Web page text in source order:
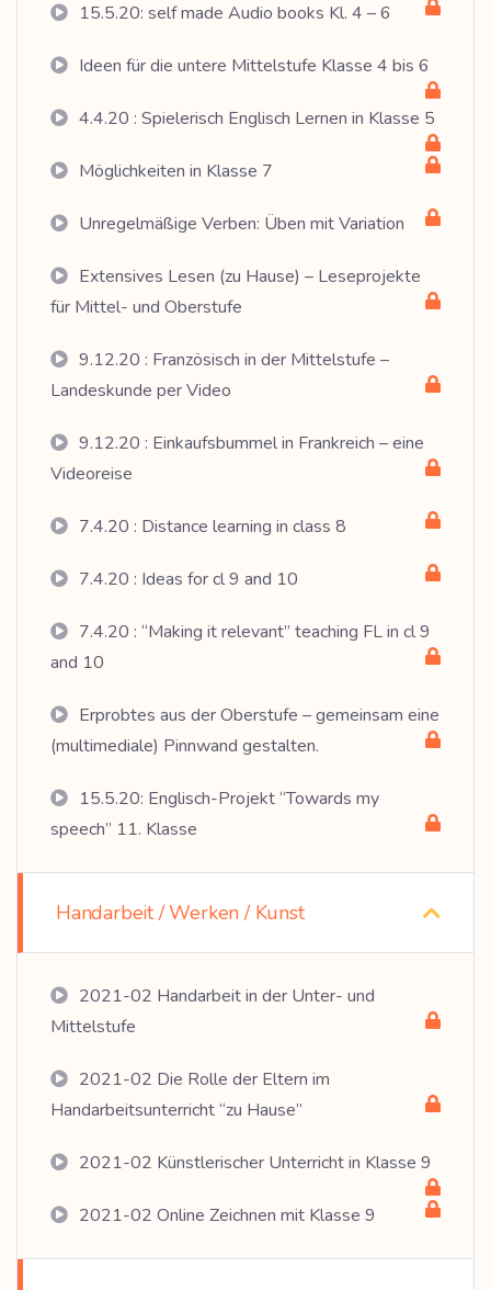
15.5.20: self made Audio books Kl. 4 – 6
Ideen für die untere Mittelstufe Klasse 4 bis 6
4.4.20 : Spielerisch Englisch Lernen in Klasse 5
Möglichkeiten in Klasse 7
Unregelmäßige Verben: Üben mit Variation
Extensives Lesen (zu Hause) – Leseprojekte
für Mittel- und Oberstufe
9.12.20 : Französisch in der Mittelstufe –
Landeskunde per Video
9.12.20 : Einkaufsbummel in Frankreich – eine
Videoreise
7.4.20 : Distance learning in class 8
7.4.20 : Ideas for cl 9 and 10
7.4.20 : “Making it relevant” teaching FL in cl 9
and 10
Erprobtes aus der Oberstufe – gemeinsam eine
(multimediale) Pinnwand gestalten.
15.5.20: Englisch-Projekt “Towards my
speech” 11. Klasse
Handarbeit / Werken / Kunst
2021-02 Handarbeit in der Unter- und
Mittelstufe
2021-02 Die Rolle der Eltern im
Handarbeitsunterricht “zu Hause”
2021-02 Künstlerischer Unterricht in Klasse 9
2021-02 Online Zeichnen mit Klasse 9